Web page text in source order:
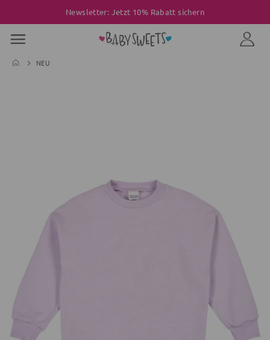
Newsletter: Jetzt 10% Rabatt sichern
NEU